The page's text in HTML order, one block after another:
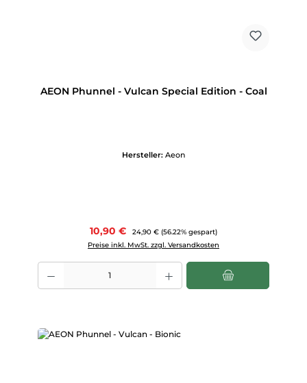
AEON Phunnel - Vulcan Special Edition - Coal
Hersteller: Aeon
Verkaufspreis:
10,90 € Regulärer Preis:
24,90 € (56.22% gespart)
Preise inkl. MwSt. zzgl. Versandkosten
Produkt Anzahl: Gib den gewünschten Wert ein oder benutze die